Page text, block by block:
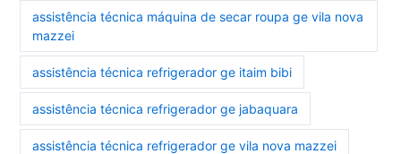
assistência técnica máquina de secar roupa ge vila nova
mazzei
assistência técnica refrigerador ge itaim bibi
assistência técnica refrigerador ge jabaquara
assistência técnica refrigerador ge vila nova mazzei